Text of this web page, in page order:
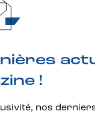
!
nos